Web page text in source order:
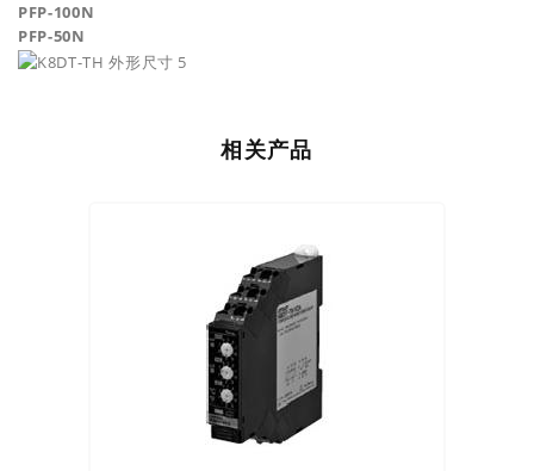
PFP-100N
PFP-50N
相关产品